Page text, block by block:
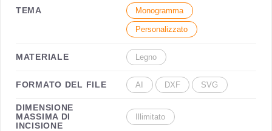
TEMA Monogramma
Personalizzato
MATERIALE Legno
FORMATO DEL FILE AI DXF SVG
DIMENSIONE
MASSIMA DI
INCISIONE
Illimitato